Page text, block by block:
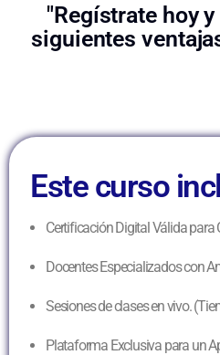
"Regístrate hoy
siguientes
Este curso
Certificación Digital Válida para
Docentes Especializados con
Sesiones de clases en vivo.
Plataforma Exclusiva para un